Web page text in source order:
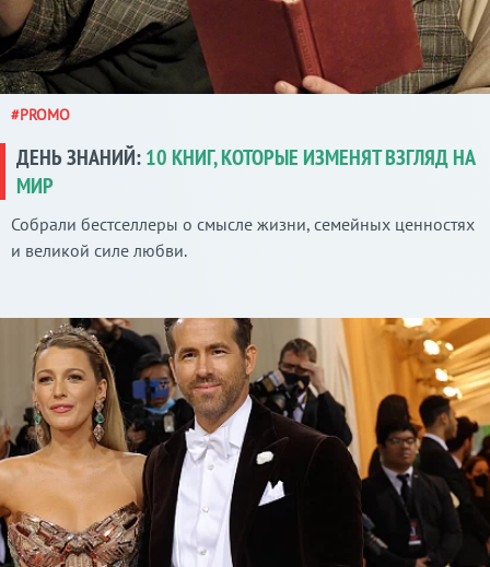
#PROMO
ДЕНЬ ЗНАНИЙ:10 КНИГ, КОТОРЫЕ ИЗМЕНЯТ ВЗГЛЯД НА
МИР
Собрали бестселлеры о смысле жизни, семейных ценностях
и великой силе любви.